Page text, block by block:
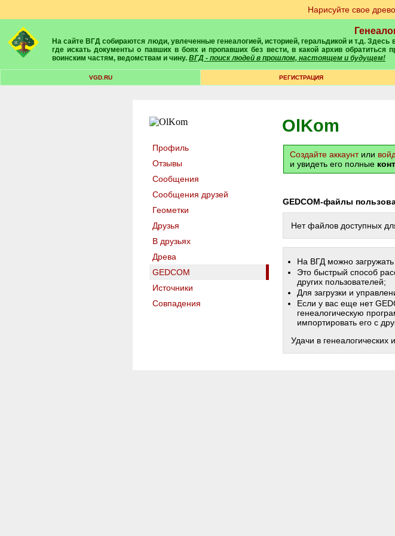
Нарисуйте свое
На сайте ВГД собираются люди, увлеченные генеалогией, историей, геральдикой и т.д. Здесь вы найдете собеседников, экспертов, умелых помощников в поисках предков и родственников. Вам подскажут
где искать документы о павших в боях и пропавших без вести, в какой архив
воинским частям, ведомствам и чину. ВГД - поиск людей в прошлом, настоящем и будущем!
VGD.RU РЕГИСТРАЦИЯ
Профиль
Отзывы
Сообщения
Сообщения друзей
Геометки
Друзья
В друзьях
Древа
GEDCOM
Источники
Совпадения
OlKom
Создайте аккаунтили
и увидеть его полные
GEDCOM-файлы
Нет файлов доступных
На ВГД можно
Это быстрый способ
других пользователей;
Для загрузки и
Если у вас еще нет
генеалогическую
импортировать его с
Удачи в